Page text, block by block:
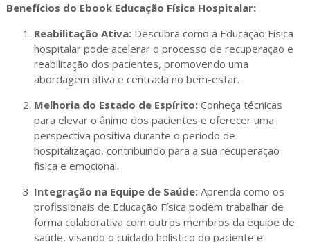
Benefícios do Ebook Educação Física Hospitalar:
Reabilitação Ativa:Descubra como a Educação Física
hospitalar pode acelerar o processo de recuperação e
reabilitação dos pacientes, promovendo uma
abordagem ativa e centrada no bem-estar.
Melhoria do Estado de Espírito:Conheça técnicas
para elevar o ânimo dos pacientes e oferecer uma
perspectiva positiva durante o período de
hospitalização, contribuindo para a sua recuperação
física e emocional.
Integração na Equipe de Saúde:Aprenda como os
profissionais de Educação Física podem trabalhar de
forma colaborativa com outros membros da equipe de
saúde, visando o cuidado holístico do paciente e